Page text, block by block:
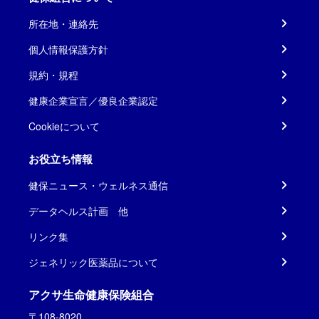
所在地・連絡先
個人情報保護方針
規約・規程
健康企業宣言／優良企業認定
Cookieについて
お役立ち情報
健保ニュース・ウェルネス通信
データヘルス計画 他
リンク集
ジェネリック医薬品について
アクサ生命健康保険組合
〒108-8020